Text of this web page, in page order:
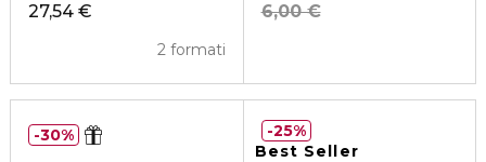
27,54 €
2 formati
6,00 €
30%
Best Seller
25%